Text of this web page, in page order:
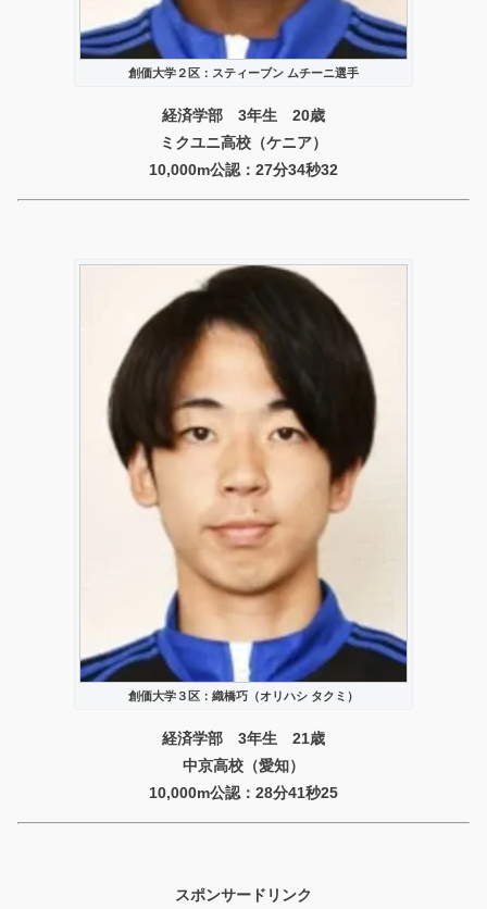
創価大学２区：スティーブン ムチーニ選手
経済学部 3年生 20歳
ミクユニ高校（ケニア）
10,000m公認：27分34秒32
創価大学３区：織橋巧（オリハシ タクミ）
経済学部 3年生 21歳
中京高校（愛知）
10,000m公認：28分41秒25
スポンサードリンク